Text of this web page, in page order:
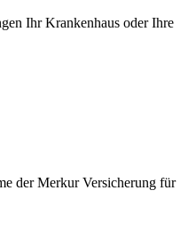
Ihr Krankenhaus oder Ihre
der Merkur Versicherung für